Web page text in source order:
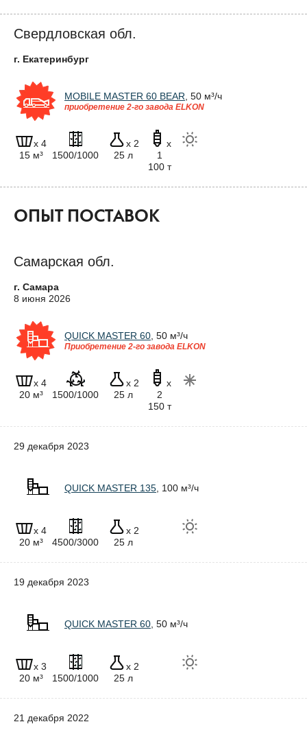
Свердловская обл.
г. Екатеринбург
MOBILE MASTER 60 BEAR , 50 м³/ч
приобретение 2-го завода ELKON
x 4
15 м³
1500/1000
x 2
25 л
x
1
100 т
ОПЫТ ПОСТАВОК
Самарская обл.
г. Самара
8 июня 2026
QUICK MASTER 60 , 50 м³/ч
Приобретение 2-го завода ELKON
x 4
20 м³
1500/1000
x 2
25 л
x
2
150 т
29 декабря 2023
QUICK MASTER 135 , 100 м³/ч
x 4
20 м³
4500/3000
x 2
25 л
19 декабря 2023
QUICK MASTER 60 , 50 м³/ч
x 3
20 м³
1500/1000
x 2
25 л
21 декабря 2022